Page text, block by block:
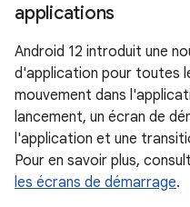
applications
Android 12 introduit une
d'application pour toutes
mouvement dans
lancement, un écran de
l'application et une
Pour en savoir plus,
les écrans de démarrage.